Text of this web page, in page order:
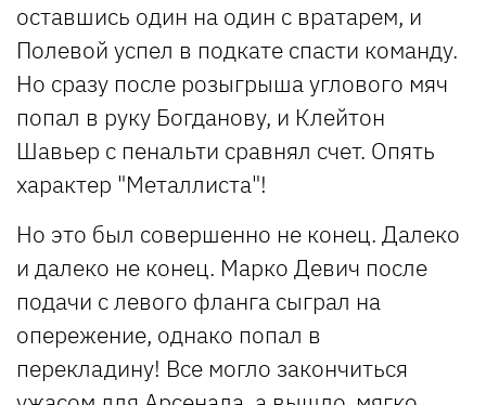
оставшись один на один с вратарем, и
Полевой успел в подкате спасти команду.
Но сразу после розыгрыша углового мяч
попал в руку Богданову, и Клейтон
Шавьер с пенальти сравнял счет. Опять
характер "Металлиста"!
Но это был совершенно не конец. Далеко
и далеко не конец. Марко Девич после
подачи с левого фланга сыграл на
опережение, однако попал в
перекладину! Все могло закончиться